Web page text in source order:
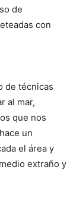
de
con
de técnicas
al mar,
que nos
un
el área y
extraño y